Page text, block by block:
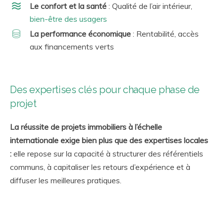
Le confort et la santé : Qualité de l’air intérieur,
bien-être des usagers
La performance économique : Rentabilité, accès
aux financements verts
Des expertises clés pour chaque phase de
projet
La réussite de projets immobiliers à l’échelle
internationale exige bien plus que des expertises locales
: elle repose sur la capacité à structurer des référentiels
communs, à capitaliser les retours d’expérience et à
diffuser les meilleures pratiques.